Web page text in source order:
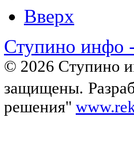
Вверх
Ступино инфо
© 2026 Ступино
защищены.
решения"